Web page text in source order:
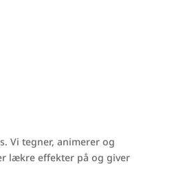
Vi tegner, animerer og
lækre effekter på og giver